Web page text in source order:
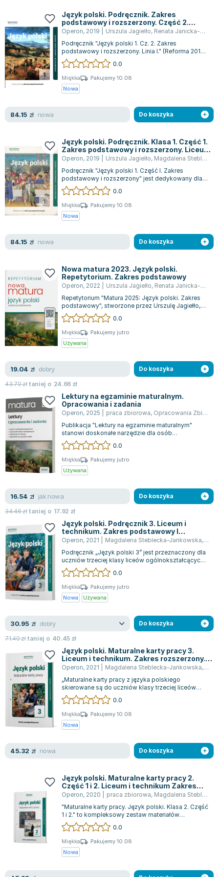
Książki o naukach politycznych dla studentów
Książki do nauk przyrodniczych dla studentów
Książki do nauk społecznych dla studentów
Książki do nauk ścisłych dla studentów
Prawo - książki dla studentów
Technologia żywności - książki
Zarządzanie i marketing - książki
Podręczniki dla nauczycieli - metodyka
Bolesław Prus
Clive Cussler
Wanda Chotomska
Józef Ignacy Kraszewski
Clive Staples Lewis
Martyna Wojciechowska
Melissa De la Cruz
Jaś Kapela
Witold Gadowski
Jan Pietrzak
Marcin Kowalczyk
Piotr Zychowicz
Joanna Jabłczyńska
Piotr Kościelny
Jan Piński
Agata Passent
Maciej Orłoś
Jo Nesbo
Katarzyna Miller
Antoine de Saint Exupery
Lew Tołstoj
Mark Twain
Marcin Meller
ks. Piotr Pawlukiewicz
Jarosław Sokołowski
Piotr Latocha
Michael Scott
Piotr Semka
Jarosław Iwaszkiewicz
Joseph Murphy
Jan Sztaudynger
Aleksander Puszkin
Małgorzata Ohme
Maddie Ziegler
Leszek Czarnecki
Joanna Racewicz
Maria Seweryn
Janina Zającówna
Eric Helms
Anna Prus (oprac.)
Nela Mała Reporterka
Barbara Wrzesińska
Terry Pratchett
Virginia Woolf
Lorraine Warren
Ajahn Brahm
Lucinda Riley
Jacek Walkiewicz
Język polski. Podręcznik. Zakres
podstawowy i rozszerzony. Część 2.
Liceum i technikum
Operon, 2019 Urszula Jagielło, Renata Janicka-Szyszko
Podręcznik "Język polski 1. Cz. 2. Zakres
podstawowy i rozszerzony. Linia I." (Reforma 2017)
jest częścią zmienionej serii edukacy...
0.0
Miękka
Pakujemy 10.08
Nowa
84.15 zł nowa Do koszyka
Język polski. Podręcznik. Klasa 1. Część 1.
Zakres podstawowy i rozszerzony. Liceum
i technikum
Operon, 2019 Urszula Jagielło, Magdalena Steblecka-Jankowska
Podręcznik "Język polski 1. Część I. Zakres
podstawowy i rozszerzony" jest dedykowany dla
uczniów pierwszych klas liceów ogólnoksz...
0.0
Miękka
Pakujemy 10.08
Nowa
84.15 zł nowa Do koszyka
Nowa matura 2023. Język polski.
Repetytorium. Zakres podstawowy
Operon, 2022 Urszula Jagielło, Renata Janicka-Szyszko
Repetytorium "Matura 2025: Język polski. Zakres
podstawowy", stworzone przez Urszulę Jagiełło,
Renatę Janicką-Szyszko oraz Aleksan...
0.0
Miękka
Pakujemy jutro
Używana
19.04 zł dobry
43.70złtaniej o 24.66 zł
Do koszyka
Lektury na egzaminie maturalnym.
Opracowania i zadania
Operon, 2025 praca zbiorowa, Opracowania Zbiorowe
Publikacja "Lektury na egzaminie maturalnym"
stanowi doskonałe narzędzie dla osób
przygotowujących się do matury. Zawiera ona
szcz...
0.0
Miękka
Pakujemy jutro
Używana
16.54 zł jak nowa
34.46złtaniej o 17.92 zł
Do koszyka
Język polski. Podręcznik 3. Liceum i
technikum. Zakres podstawowy I
Rozszerzony
Operon, 2021 Magdalena Steblecka-Jankowska,
Podręcznik „Język polski 3” jest przeznaczony dla
uczniów trzeciej klasy liceów ogólnokształcących
oraz techników. Stanowi część c...
0.0
Miękka
Pakujemy jutro
Nowa
Używana
30.95 zł dobry
71.40złtaniej o 40.45 zł
Do koszyka
Język polski. Maturalne karty pracy 3.
Liceum i technikum. Zakres rozszerzony.
Linia 1
Operon, 2021 Magdalena Steblecka-Jankowska,
„Maturalne karty pracy z języka polskiego
skierowane są do uczniów klasy trzeciej liceów
oraz techników, którzy realizują program...
0.0
Miękka
Pakujemy 10.08
Nowa
45.32 zł nowa Do koszyka
Język polski. Maturalne karty pracy 2.
Część 1 i 2. Liceum i technikum Zakres
rozszerzony. Linia I
Operon, 2020 praca zbiorowa, Magdalena Steblecka-Jankowska
"Maturalne karty pracy. Język polski. Klasa 2. Część
1 i 2." to kompleksowy zestaw materiałów
edukacyjnych przeznaczony dla ucznió...
0.0
Miękka
Pakujemy 10.08
Nowa